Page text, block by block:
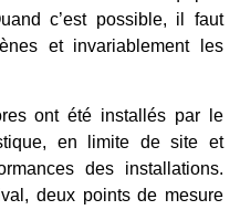
c’est possible, il faut
et invariablement les
ont été installés par le
en limite de site et
des installations.
deux points de mesure